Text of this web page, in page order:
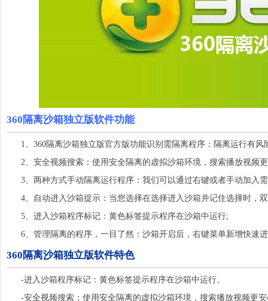
360隔离沙箱独立版软件功能
1、360隔离沙箱独立版官方版功能识别需隔离程序：隔离运行有风
2、安全视频搜索：使用安全隔离的虚拟沙箱环境，搜索播放视频
3、两种方式手动隔离运行程序：我们可以通过右键或者手动加入
4、自动进入沙箱提示：当您选择在选择进入沙箱并记住选择时，
5、进入沙箱程序标记：黄色标签提示程序在沙箱中运行;
6、管理隔离的程序，一目了然：沙箱开启后，右键菜单新增快速
360隔离沙箱独立版软件特色
-进入沙箱程序标记：黄色标签提示程序在沙箱中运行。
-安全视频搜索：使用安全隔离的虚拟沙箱环境，搜索播放视频更安